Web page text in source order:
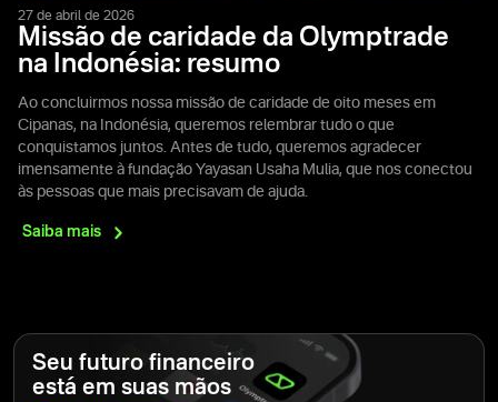
27 de abril de 2026
Missão de caridade da Olymptrade
na Indonésia: resumo
Ao concluirmos nossa missão de caridade de oito meses em
Cipanas, na Indonésia, queremos relembrar tudo o que
conquistamos juntos. Antes de tudo, queremos agradecer
imensamente à fundação Yayasan Usaha Mulia, que nos conectou
às pessoas que mais precisavam de ajuda.
Saiba mais
Seu futuro financeiro
está em suas mãos